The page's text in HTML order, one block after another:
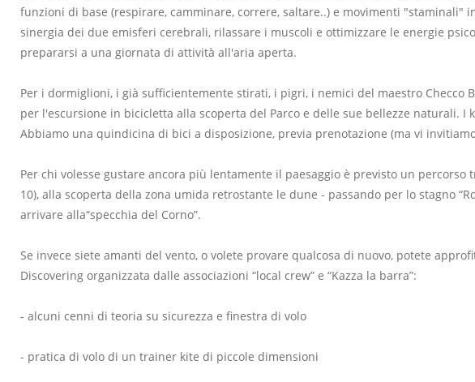
funzioni di base (respirare, camminare, correre, saltare..) e movimenti "staminali"
sinergia dei due emisferi cerebrali, rilassare i muscoli e ottimizzare le energie
prepararsi a una giornata di attività all'aria aperta.
Per i dormiglioni, i già sufficientemente stirati, i pigri, i nemici del maestro Checco
per l'escursione in bicicletta alla scoperta del Parco e delle sue bellezze naturali. I
Abbiamo una quindicina di bici a disposizione, previa prenotazione (ma vi
Per chi volesse gustare ancora più lentamente il paesaggio è previsto un percorso
10), alla scoperta della zona umida retrostante le dune - passando per lo stagno
arrivare alla“specchia del Corno”.
Se invece siete amanti del vento, o volete provare qualcosa di nuovo, potete
Discovering organizzata dalle associazioni “local crew” e “Kazza la barra”:
- alcuni cenni di teoria su sicurezza e finestra di volo
- pratica di volo di un trainer kite di piccole dimensioni